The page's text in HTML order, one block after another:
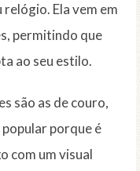
Ela vem em
permitindo que
ao seu estilo.
são as de couro,
porque é
com um visual